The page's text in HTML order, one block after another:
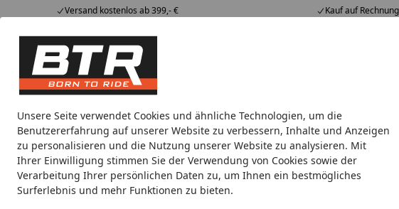
Unsere Seite verwendet Cookies und ähnliche Technologien, um die
Benutzererfahrung auf unserer Website zu verbessern, Inhalte und Anzeigen
zu personalisieren und die Nutzung unserer Website zu analysieren. Mit
Ihrer Einwilligung stimmen Sie der Verwendung von Cookies sowie der
Verarbeitung Ihrer persönlichen Daten zu, um Ihnen ein bestmögliches
Surferlebnis und mehr Funktionen zu bieten.
Versand kostenlos ab 399,- € Kauf auf Rechnung
Hotline07051 / 9 222 5959
Mi-Fr. 8-12 Uhr
Alle Produkte
Alle ProdukteMarken
Motorradteile & Ersatzteile Anbauteile Auspuff Batterien
Noch 1 Tag und 9 Stunden
Spare bis zu